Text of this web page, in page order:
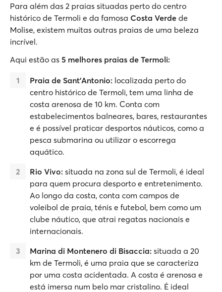
Para além das 2 praias situadas perto do centro
histórico de Termoli e da famosa Costa Verde de
Molise, existem muitas outras praias de uma beleza
incrível.
Aqui estão as 5 melhores praias de Termoli:
Praia de Sant'Antonio: localizada perto do
centro histórico de Termoli, tem uma linha de
costa arenosa de 10 km. Conta com
estabelecimentos balneares, bares, restaurantes
e é possível praticar desportos náuticos, como a
pesca submarina ou utilizar o escorrega
aquático.
Rio Vivo: situada na zona sul de Termoli, é ideal
para quem procura desporto e entretenimento.
Ao longo da costa, conta com campos de
voleibol de praia, ténis e futebol, bem como um
clube náutico, que atrai regatas nacionais e
internacionais.
Marina di Montenero di Bisaccia: situada a 20
km de Termoli, é uma praia que se caracteriza
por uma costa acidentada. A costa é arenosa e
está imersa num belo mar cristalino. É ideal